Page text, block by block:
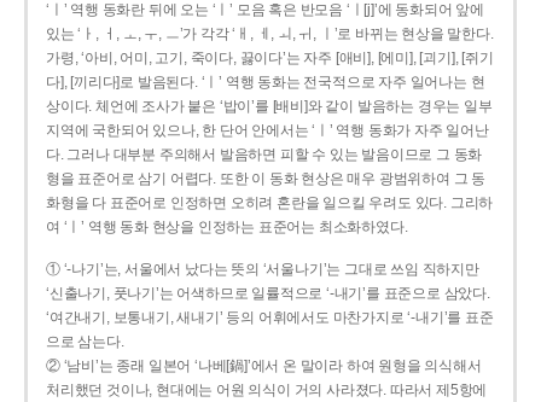
‘ㅣ’ 역행 동화란 뒤에 오는 ‘ㅣ’ 모음 혹은 반모음 ‘ㅣ[j]’에 동화되어 앞에
있는 ‘ㅏ, ㅓ, ㅗ, ㅜ, ㅡ’가 각각 ‘ㅐ, ㅔ, ㅚ, ㅟ, ㅣ’로 바뀌는 현상을 말한다.
가령, ‘아비, 어미, 고기, 죽이다, 끓이다’는 자주 [애비], [에미], [괴기], [쥐기
다], [끼리다]로 발음된다. ‘ㅣ’ 역행 동화는 전국적으로 자주 일어나는 현
상이다. 체언에 조사가 붙은 ‘밥이’를 [배비]와 같이 발음하는 경우는 일부
지역에 국한되어 있으나, 한 단어 안에서는 ‘ㅣ’ 역행 동화가 자주 일어난
다. 그러나 대부분 주의해서 발음하면 피할 수 있는 발음이므로 그 동화
형을 표준어로 삼기 어렵다. 또한 이 동화 현상은 매우 광범위하여 그 동
화형을 다 표준어로 인정하면 오히려 혼란을 일으킬 우려도 있다. 그리하
여 ‘ㅣ’ 역행 동화 현상을 인정하는 표준어는 최소화하였다.
① ‘-나기’는, 서울에서 났다는 뜻의 ‘서울나기’는 그대로 쓰임 직하지만
‘신출나기, 풋나기’는 어색하므로 일률적으로 ‘-내기’를 표준으로 삼았다.
‘여간내기, 보통내기, 새내기’ 등의 어휘에서도 마찬가지로 ‘-내기’를 표준
으로 삼는다.
② ‘남비’는 종래 일본어 ‘나베[鍋]’에서 온 말이라 하여 원형을 의식해서
처리했던 것이나, 현대에는 어원 의식이 거의 사라졌다. 따라서 제5항에